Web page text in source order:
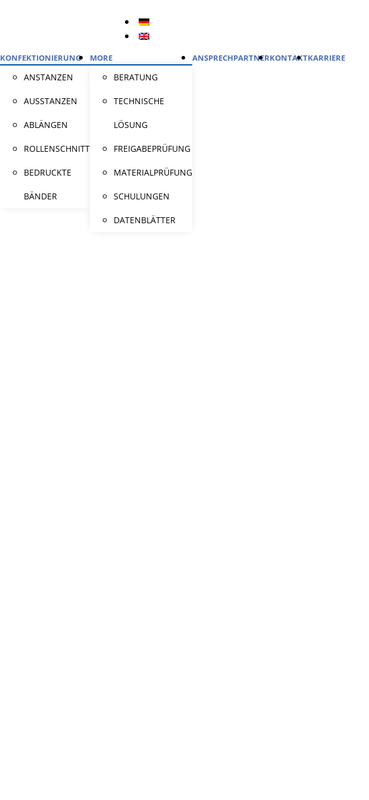
KONFEKTIONIERUNG
ANSTANZEN
AUSSTANZEN
ABLÄNGEN
ROLLENSCHNITT
BEDRUCKTE
BÄNDER
MORE
BERATUNG
TECHNISCHE
LÖSUNG
FREIGABEPRÜFUNG
MATERIALPRÜFUNG
SCHULUNGEN
DATENBLÄTTER
ANSPRECHPARTNERKONTAKTKARRIERE